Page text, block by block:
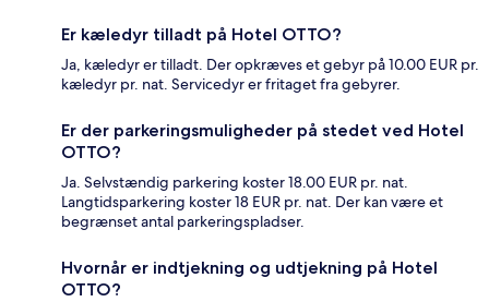
Er kæledyr tilladt på Hotel OTTO?
Ja, kæledyr er tilladt. Der opkræves et gebyr på 10.00 EUR pr.
kæledyr pr. nat. Servicedyr er fritaget fra gebyrer.
Er der parkeringsmuligheder på stedet ved Hotel
OTTO?
Ja. Selvstændig parkering koster 18.00 EUR pr. nat.
Langtidsparkering koster 18 EUR pr. nat. Der kan være et
begrænset antal parkeringspladser.
Hvornår er indtjekning og udtjekning på Hotel
OTTO?